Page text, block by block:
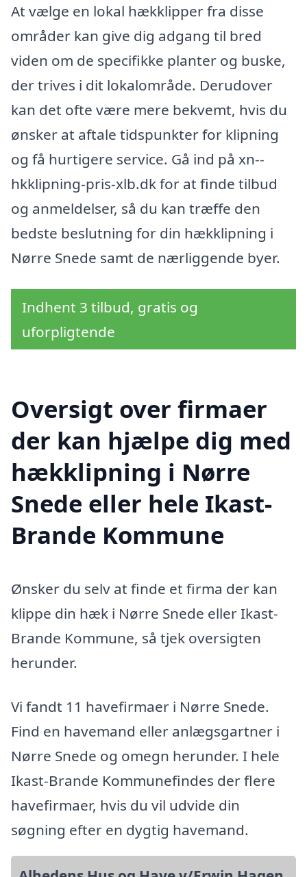
At vælge en lokal hækklipper fra disse
områder kan give dig adgang til bred
viden om de specifikke planter og buske,
der trives i dit lokalområde. Derudover
kan det ofte være mere bekvemt, hvis du
ønsker at aftale tidspunkter for klipning
og få hurtigere service. Gå ind på xn--
hkklipning-pris-xlb.dk for at finde tilbud
og anmeldelser, så du kan træffe den
bedste beslutning for din hækklipning i
Nørre Snede samt de nærliggende byer.
Indhent 3 tilbud, gratis og
uforpligtende
Oversigt over firmaer
der kan hjælpe dig med
hækklipning i Nørre
Snede eller hele Ikast-
Brande Kommune
Ønsker du selv at finde et firma der kan
klippe din hæk i Nørre Snede eller Ikast-
Brande Kommune, så tjek oversigten
herunder.
Vi fandt 11 havefirmaer i Nørre Snede.
Find en havemand eller anlægsgartner i
Nørre Snede og omegn herunder. I hele
Ikast-Brande Kommunefindes der flere
havefirmaer, hvis du vil udvide din
søgning efter en dygtig havemand.